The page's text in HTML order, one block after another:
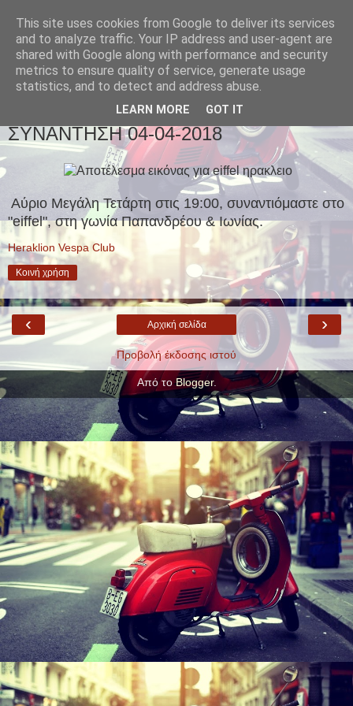
ΣΥΝΑΝΤΗΣΗ 04-04-2018
Αύριο Μεγάλη Τετάρτη στις 19:00, συναντιόμαστε στο
"eiffel", στη γωνία Παπανδρέου & Ιωνίας.
Heraklion Vespa Club
Κοινή χρήση
‹ ›
Αρχική σελίδα
Προβολή έκδοσης ιστού
Από τοBlogger.
This site uses cookies from Google to deliver its services
and to analyze traffic. Your IP address and user-agent are
shared with Google along with performance and security
metrics to ensure quality of service, generate usage
statistics, and to detect and address abuse.
LEARN MORE GOT IT